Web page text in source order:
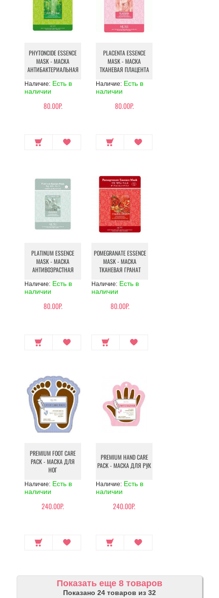
PHYTONCIDE ESSENCE
MASK - МАСКА
АНТИБАКТЕРИАЛЬНАЯ
Наличие: Есть в
наличии
80.00Р.
PLACENTA ESSENCE
MASK - МАСКА
ТКАНЕВАЯ ПЛАЦЕНТА
Наличие: Есть в
наличии
80.00Р.
PLATINUM ESSENCE
MASK - МАСКА
АНТИВОЗРАСТНАЯ
Наличие: Есть в
наличии
80.00Р.
POMEGRANATE ESSENCE
MASK - МАСКА
ТКАНЕВАЯ ГРАНАТ
Наличие: Есть в
наличии
80.00Р.
PREMIUM FOOT CARE
PACK - МАСКА ДЛЯ
НОГ
Наличие: Есть в
наличии
240.00Р.
PREMIUM HAND CARE
PACK - МАСКА ДЛЯ РУК
Наличие: Есть в
наличии
240.00Р.
Показать еще 8 товаров
Показано 24 товаров из 32